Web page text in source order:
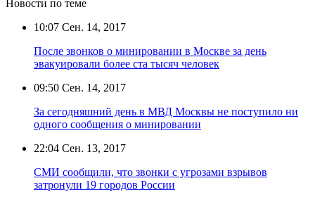
Новости по теме
10:07 Сен. 14, 2017
После звонков о минировании в Москве за день
эвакуировали более ста тысяч человек
09:50 Сен. 14, 2017
За сегодняшний день в МВД Москвы не поступило ни
одного сообщения о минировании
22:04 Сен. 13, 2017
СМИ сообщили, что звонки с угрозами взрывов
затронули 19 городов России